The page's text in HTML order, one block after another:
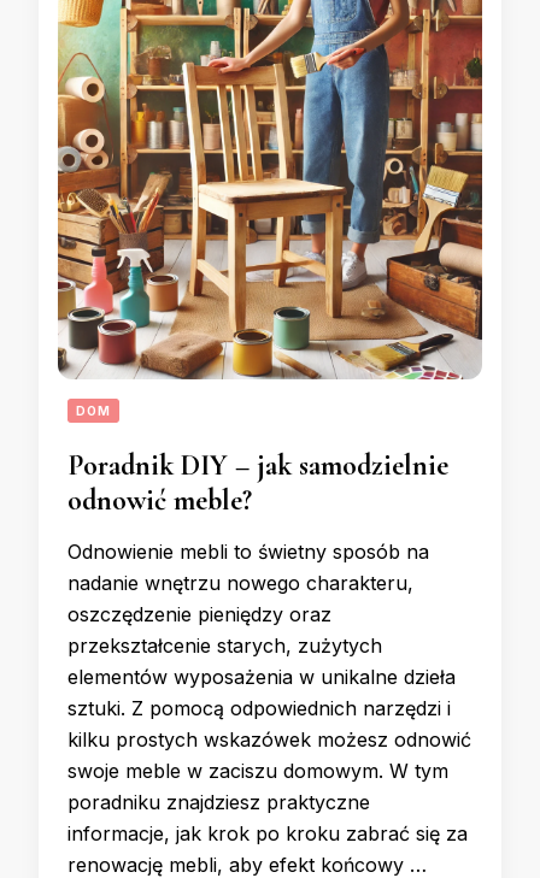
DOM
Poradnik DIY – jak samodzielnie
odnowić meble?
Odnowienie mebli to świetny sposób na
nadanie wnętrzu nowego charakteru,
oszczędzenie pieniędzy oraz
przekształcenie starych, zużytych
elementów wyposażenia w unikalne dzieła
sztuki. Z pomocą odpowiednich narzędzi i
kilku prostych wskazówek możesz odnowić
swoje meble w zaciszu domowym. W tym
poradniku znajdziesz praktyczne
informacje, jak krok po kroku zabrać się za
renowację mebli, aby efekt końcowy …